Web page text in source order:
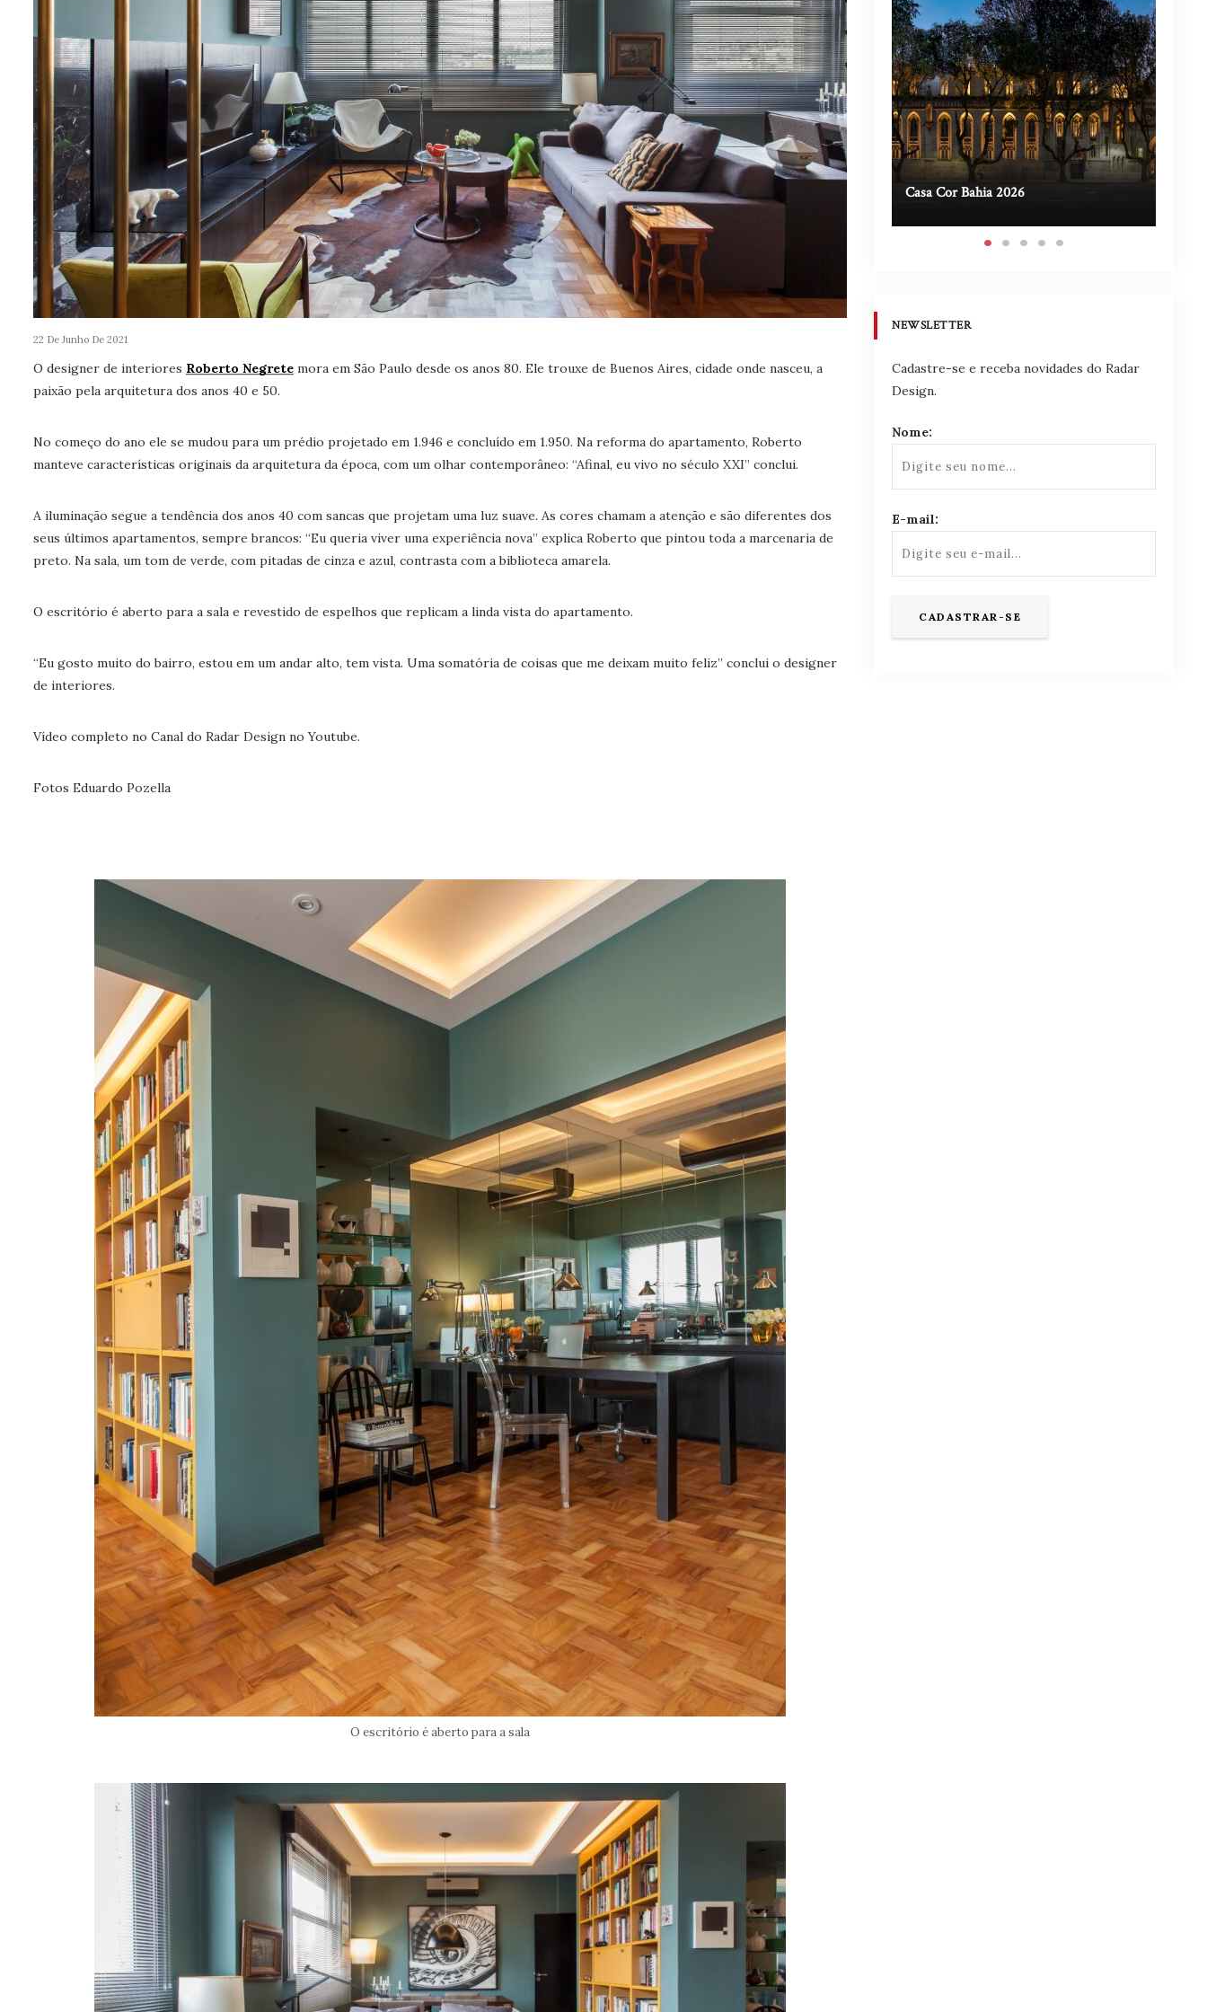
22 De Junho De 2021
O designer de interiores Roberto Negrete mora em São Paulo desde os anos 80. Ele trouxe de Buenos Aires, cidade onde nasceu, a
paixão pela arquitetura dos anos 40 e 50.
No começo do ano ele se mudou para um prédio projetado em 1.946 e concluído em 1.950. Na reforma do apartamento, Roberto
manteve características originais da arquitetura da época, com um olhar contemporâneo: “Afinal, eu vivo no século XXI” conclui.
A iluminação segue a tendência dos anos 40 com sancas que projetam uma luz suave. As cores chamam a atenção e são diferentes dos
seus últimos apartamentos, sempre brancos: “Eu queria viver uma experiência nova” explica Roberto que pintou toda a marcenaria de
preto. Na sala, um tom de verde, com pitadas de cinza e azul, contrasta com a biblioteca amarela.
O escritório é aberto para a sala e revestido de espelhos que replicam a linda vista do apartamento.
“Eu gosto muito do bairro, estou em um andar alto, tem vista. Uma somatória de coisas que me deixam muito feliz” conclui o designer
de interiores.
Vídeo completo no Canal do Radar Design no Youtube.
Fotos Eduardo Pozella
O escritório é aberto para a sala
Casa Cor Bahia 2026
NEWSLETTER
Cadastre-se e receba novidades do Radar
Design.
Nome:
E-mail: